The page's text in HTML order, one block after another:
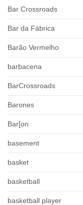
Bar Crossroads
Bar da Fábrica
Barão Vermelho
barbacena
BarCrossroads
Barones
Bar[on
basement
basket
basketball
basketball player